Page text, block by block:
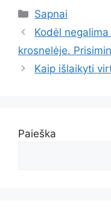
Kategorijos
Sapnai
Kodėl
krosnelėje.
Kaip išlaikyti
Paieška